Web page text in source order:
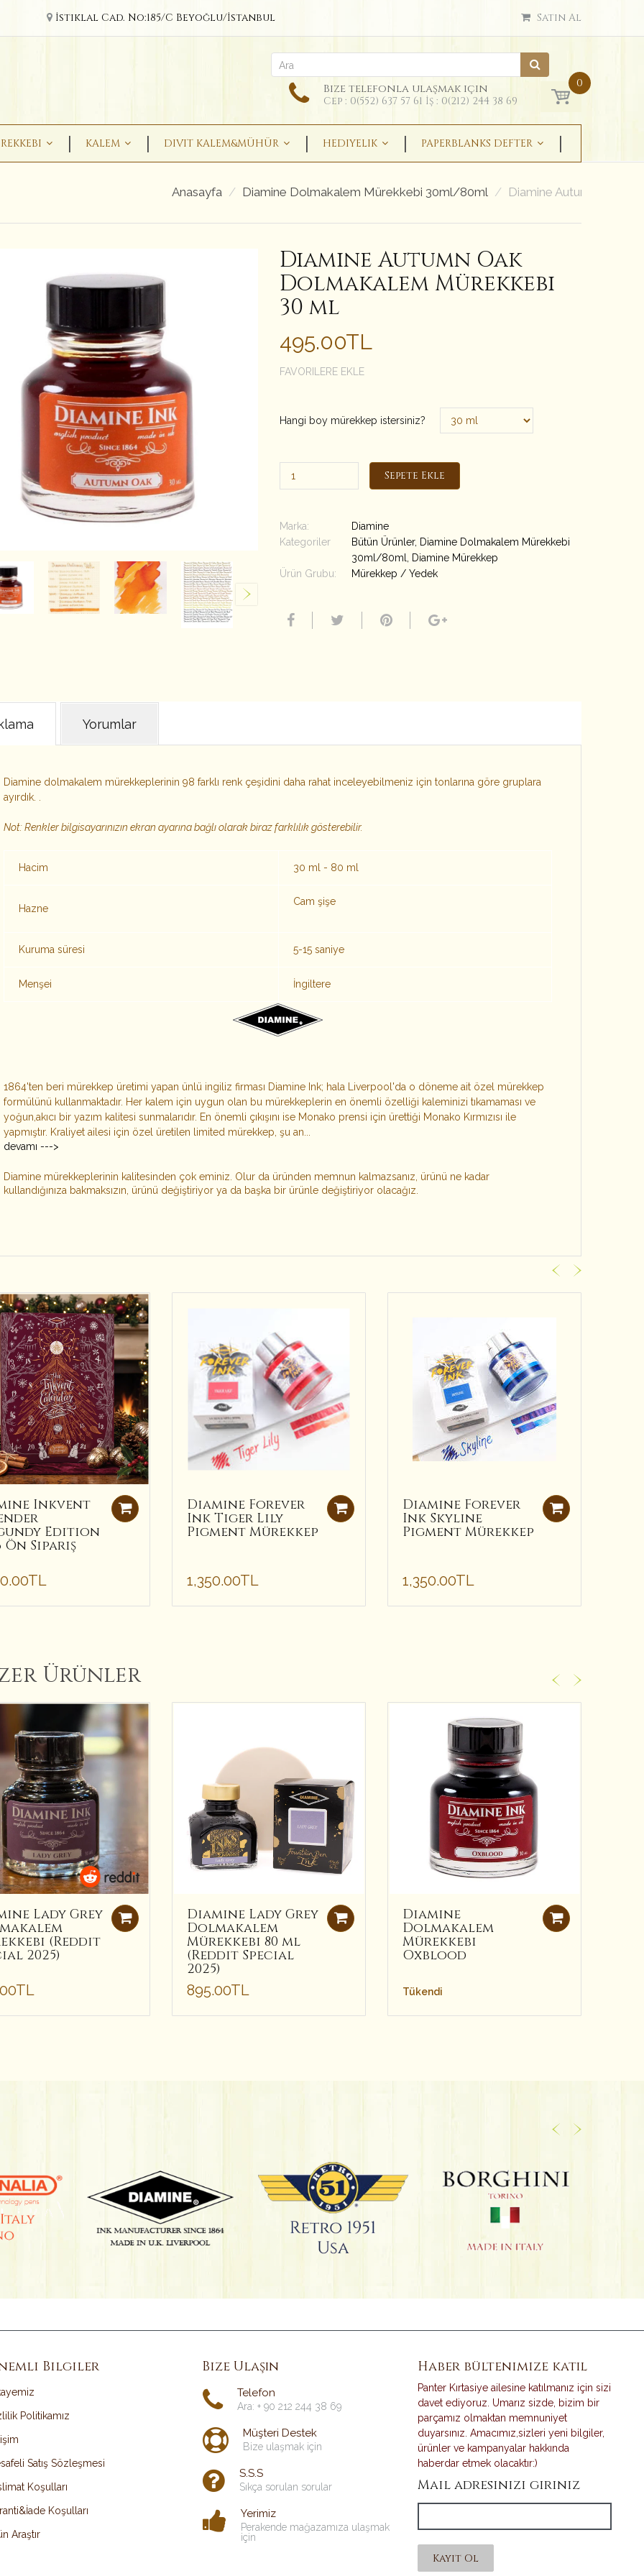
İstiklal Cad. No:185/C Beyoğlu/İstanbul Satın Al
Bize telefonla ulaşmak için
Cep : 0(552) 637 57 61 İş : 0(212) 244 38 69
0
KALEM DIVIT KALEM&MÜHÜR HEDIYELIK PAPERBLANKS DEFTER
Anasayfa Diamine Dolmakalem Mürekkebi 30ml/80ml Diamine Autumn Oak
Diamine Autumn Oak
Dolmakalem Mürekkebi
30 ml
495.00TL
FAVORILERE EKLE
Hangi boy mürekkep istersiniz?
Sepete Ekle
Marka:
Diamine
Kategoriler
Bütün Ürünler, Diamine Dolmakalem Mürekkebi
30ml/80ml
Diamine Mürekkep
Ürün Grubu:
Mürekkep / Yedek
Yorumlar
Diamine dolmakalem mürekkeplerinin 98 farklı renk çeşidini daha rahat inceleyebilmeniz için tonlarına göre gruplara
ayırdık. .
Not: Renkler bilgisayarınızın ekran ayarına bağlı olarak biraz farklılık gösterebilir.
Hacim 30 ml - 80 ml
Hazne
Cam şişe
Kuruma süresi 5-15 saniye
Menşei İngiltere
1864'ten beri mürekkep üretimi yapan ünlü ingiliz firması Diamine Ink; hala Liverpool'da o döneme ait özel mürekkep
formülünü kullanmaktadır. Her kalem için uygun olan bu mürekkeplerin en önemli özelliği kaleminizi tıkamaması ve
yoğun,akıcı bir yazım kalitesi sunmalarıdır. En önemli çıkışını ise Monako prensi için ürettiği Monako Kırmızısı ile
yapmıştır. Kraliyet ailesi için özel üretilen limited mürekkep, şu an...
devamı --->
Diamine mürekkeplerinin kalitesinden çok eminiz. Olur da üründen memnun kalmazsanız, ürünü ne kadar
kullandığınıza bakmaksızın, ürünü değiştiriyor ya da başka bir ürünle değiştiriyor olacağız.
Inkvent
Edition
Ön Sipariş
Diamine Forever
Ink Tiger Lily
Pigment Mürekkep
1,350.00TL
Diamine Forever
Ink Skyline
Pigment Mürekkep
1,350.00TL
Ürünler
Lady Grey
(Reddit
2025)
Diamine Lady Grey
Dolmakalem
Mürekkebi 80 ml
(Reddit Special
2025)
895.00TL
Diamine
Dolmakalem
Mürekkebi
Oxblood
Tükendi
Bilgiler
Politikamız
Satış Sözleşmesi
Koşulları
Koşulları
Araştır
Bize Ulaşın
Telefon
Ara: + 90 212 244 38 69
Müşteri Destek
Bize ulaşmak için
S.S.S
Sıkça sorulan sorular
Yerimiz
Perakende mağazamıza ulaşmak
için
Haber bültenimize katıl
Panter Kırtasiye ailesine katılmanız için sizi
davet ediyoruz. Umarız sizde, bizim bir
parçamız olmaktan memnuniyet
duyarsınız. Amacımız,sizleri yeni bilgiler,
ürünler ve kampanyalar hakkında
haberdar etmek olacaktır:)
Mail adresinizi giriniz
Kayıt Ol